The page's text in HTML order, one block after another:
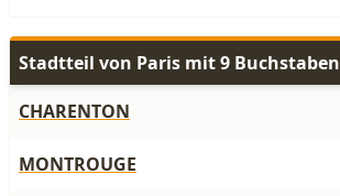
Stadtteil von Paris mit 9 Buchstaben
CHARENTON
MONTROUGE